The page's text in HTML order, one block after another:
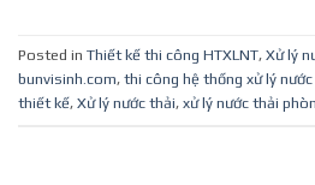
Posted in Thiết kế thi công HTXLNT, Xử lý
bunvisinh.com, thi công hệ thống xử lý
thiết kế, Xử lý nước thải, xử lý nước thải